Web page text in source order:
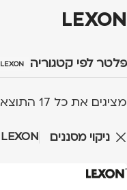
LEXON
פלטר לפי קטגוריה LEXON
מציגים את כל ⁦17⁩ התוצאות
ניקוי מסננים LEXON